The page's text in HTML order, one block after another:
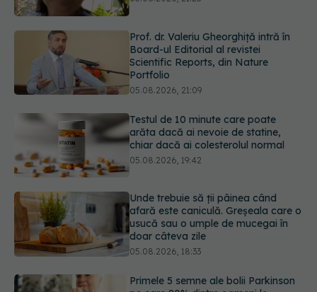
05.08.2026, 21:09
Testul de 10 minute care poate
chiar dacă ai colesterolul normal
Unde trebuie să ții pâinea când
afară este caniculă. Greșeala care o
05.08.2026, 18:33
Primele 5 semne ale bolii Parkinson
ignoră. Nu e vorba doar despre
05.08.2026, 17:31